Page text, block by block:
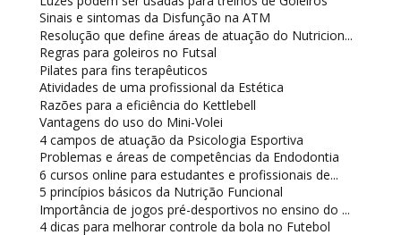
Sinais e sintomas da Disfunção na ATM
Resolução que define áreas de atuação do Nutricion...
Regras para goleiros no Futsal
Pilates para fins terapêuticos
Atividades de uma profissional da Estética
Razões para a eficiência do Kettlebell
Vantagens do uso do Mini-Volei
4 campos de atuação da Psicologia Esportiva
Problemas e áreas de competências da Endodontia
6 cursos online para estudantes e profissionais de...
5 princípios básicos da Nutrição Funcional
Importância de jogos pré-desportivos no ensino do ...
4 dicas para melhorar controle da bola no Futebol